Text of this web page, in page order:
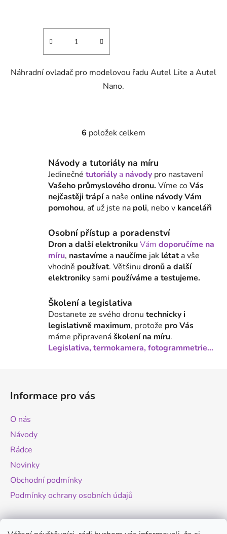
Náhradní ovladač pro modelovou řadu Autel Lite a Autel
Nano.
O
l
á
d
a
c
í
r
v
k
y
v
p
i
s
u
6 položek celkem
Návody a tutoriály na míru
Jedinečné tutoriály a návody pro nastavení
Vašeho průmyslového dronu. Víme coVás
nejčastěji trápía naše online návody Vám
pomohou, ať už jste na poli, nebo v kanceláři
Osobní přístup a poradenství
Dron a další elektronikuVám doporučíme na
míru, nastavíme a naučíme jak létata vše
vhodně používat. Většinu dronů a další
elektroniky sami používáme a testujeme.
Školení a legislativa
Dostanete ze svého dronu technicky i
legislativně maximum, protože pro Vás
máme připravenáškolení na míru.
Legislativa, termokamera, fotogrammetrie...
Informace pro vás
O nás
Návody
Rádce
Novinky
Obchodní podmínky
Podmínky ochrany osobních údajů
Novinky